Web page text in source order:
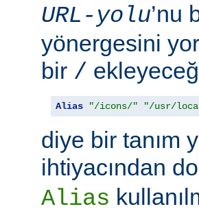
URL-yolu’nu
yönergesini
bir /
Alias "/icons/" "/usr/
diye bir tanım
ihtiyacından
Alias